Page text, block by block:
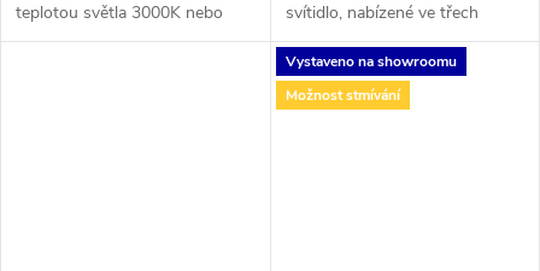
teplotou světla 3000K nebo
4000K, kterou si nastavíte při
svítidlo, nabízené ve třech
barevných variantách v černé,
zlaté a bílé barvě. U svítidla
Dara lze měnit barvu LED...
Vystaveno na showroomu
Možnost stmívání